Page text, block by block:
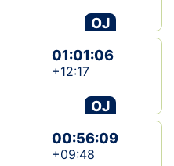
OJ
01:01:06
+12:17
OJ
00:56:09
+09:48